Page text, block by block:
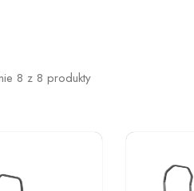
8 z 8 produkty